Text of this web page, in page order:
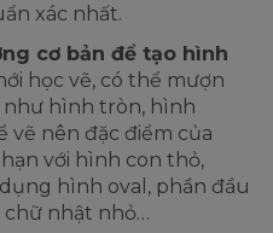
xác nhất.
cơ bản để tạo hình
học vẽ, có thể mượn
như hình tròn, hình
nên đặc điểm của
với hình con thỏ,
hình oval, phần đầu
nhật nhỏ…